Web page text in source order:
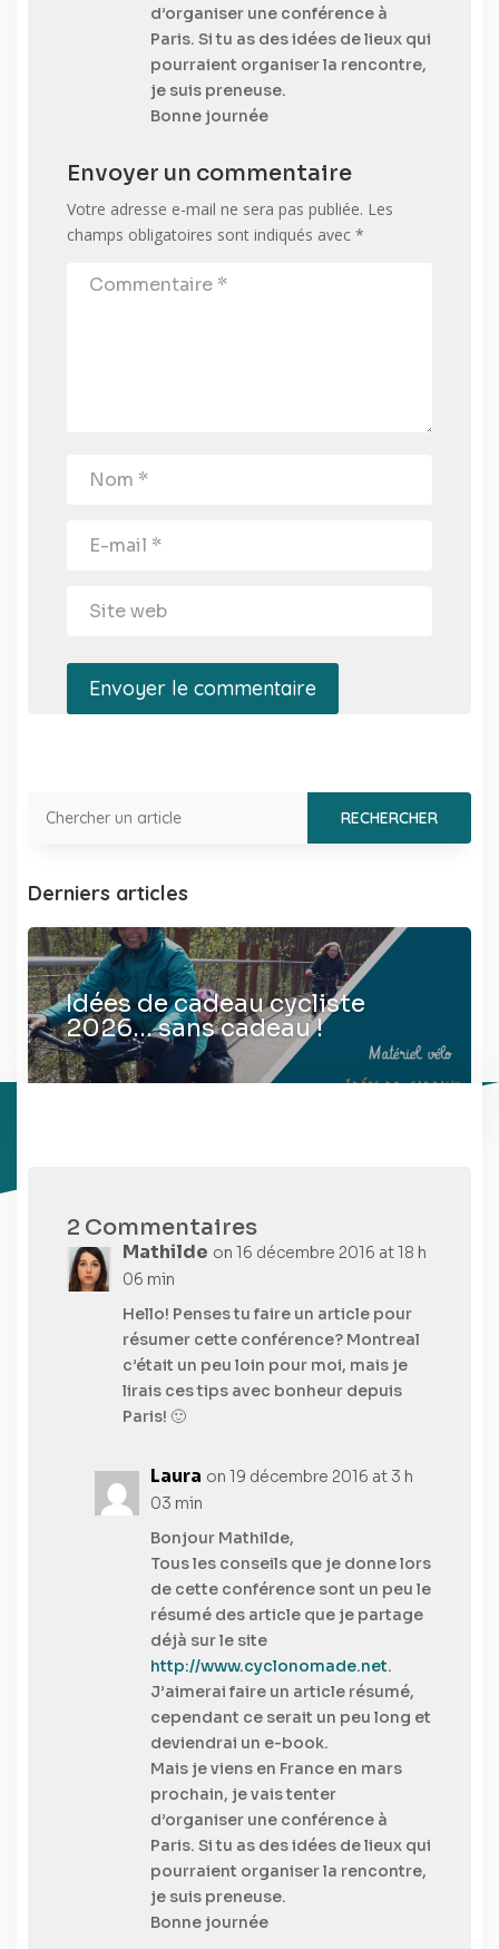
d’organiser une conférence à
Paris. Si tu as des idées de lieux qui
pourraient organiser la rencontre,
je suis preneuse.
Bonne journée
Envoyer un commentaire
Votre adresse e-mail ne sera pas publiée. Les
champs obligatoires sont indiqués avec *
Envoyer le commentaire
Derniers articles
Idées de cadeau cycliste
2026… sans cadeau !
2 Commentaires
Mathilde on 16 décembre 2016 at 18 h
06 min
Hello! Penses tu faire un article pour
résumer cette conférence? Montreal
c’était un peu loin pour moi, mais je
lirais ces tips avec bonheur depuis
Paris! 🙂
Laura on 19 décembre 2016 at 3 h
03 min
Bonjour Mathilde,
Tous les conseils que je donne lors
de cette conférence sont un peu le
résumé des article que je partage
déjà sur le site
http://www.cyclonomade.net.
J’aimerai faire un article résumé,
cependant ce serait un peu long et
deviendrai un e-book.
Mais je viens en France en mars
prochain, je vais tenter
d’organiser une conférence à
Paris. Si tu as des idées de lieux qui
pourraient organiser la rencontre,
je suis preneuse.
Bonne journée